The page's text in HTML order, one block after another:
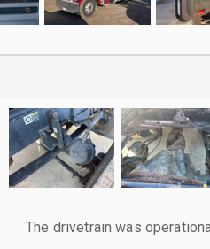
The drivetrain was